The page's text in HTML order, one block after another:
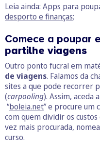
Leia ainda: Apps para
desporto e finanças;
Comece a poupar
partilhe viagens
Outro ponto fucral em
de viagens. Falamos da
sites a que pode recorrer
(carpooling). Assim, aceda
“boleia.net” e procure um
com quem dividir os custos
vez mais procurada,
curso.